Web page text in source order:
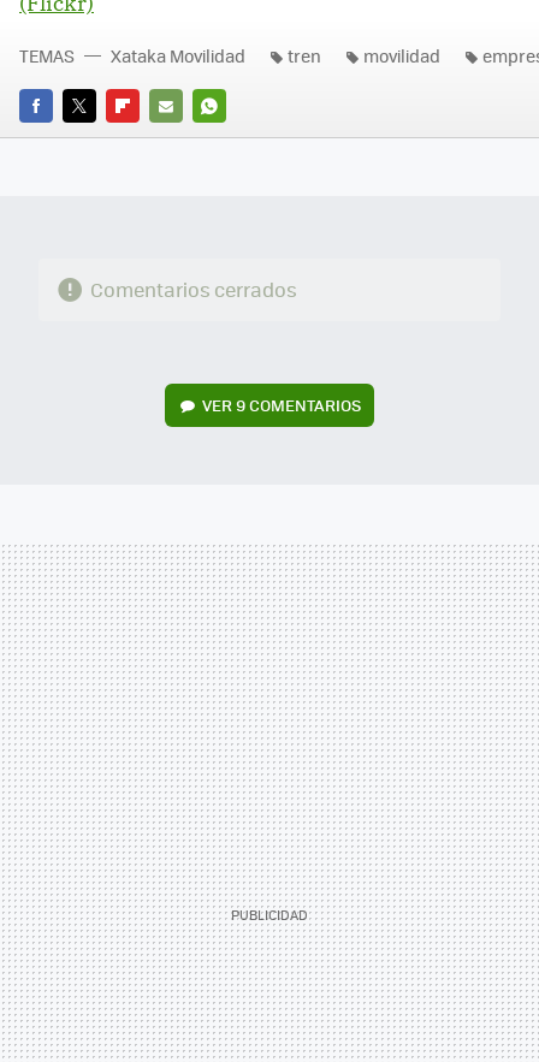
FACEBOOK
TWITTERFLIPBOARD
E-
WHATSAPP
TEMAS Xataka Movilidad tren movilidad
Comentarios cerrados
VER9 COMENTARIOS